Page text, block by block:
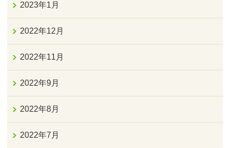
2023年1月
2022年12月
2022年11月
2022年9月
2022年8月
2022年7月